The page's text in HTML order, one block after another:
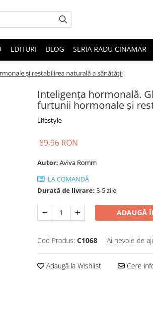
EDITURI BLOG SERIA RADU CINAMAR
și restabilirea naturală a sănătății
Inteligența hormonală.
furtunii hormonale și
Lifestyle
89,96 RON
Autor: Aviva Romm
LA COMANDĂ
Durată de livrare: 3-5 zile
ADAUGĂ
Cod Produs: C1068 Ai nevoie de
Adaugă la Wishlist Cere